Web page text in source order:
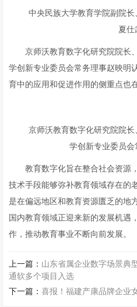
中央民族大学教育学院副院
夏仕
京师沃教育数字化研究院院长
学创新专业委员会常务理事赵映明
育中的应用和促进作用的侧重点也
京师沃教育数字化研究院院
学创新专业委员会
教育数字化旨在整合社会资源
技术手段能够弥补教育领域存在的
是在偏远地区和教育资源匮乏的地
国内教育领域正迎来新的发展机遇
作，推动教育事业不断向前发展。
上一篇： 山东省属企业数字场景典
通软多个项目入选
下一篇：喜报！福建产康品牌企业